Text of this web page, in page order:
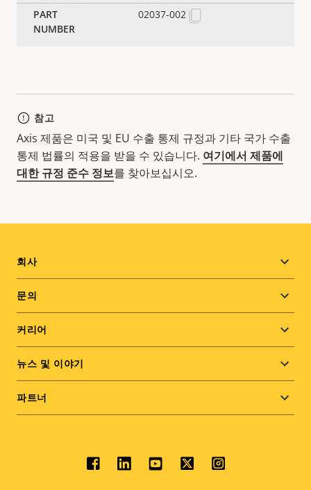
02037-002
참고
Axis 제품은 미국 및 EU 수출 통제 규정과 기타 국가 수출
통제 법률의 적용을 받을 수 있습니다. 여기에서 제품에
대한 규정 준수 정보를 찾아보십시오.
Footer
menu
회사
문의
커리어
뉴스 및 이야기
파트너
Social